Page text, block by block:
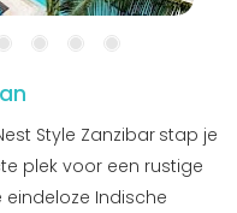
Style Zanzibar stap je
plek voor een rustige
eindeloze Indische